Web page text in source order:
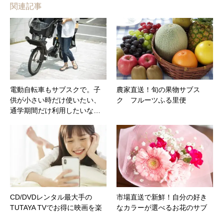
関連記事
電動自転車もサブスクで。子
供が小さい時だけ使いたい、
通学期間だけ利用したいな…
農家直送！旬の果物サブス
ク フルーツふる里便
CD/DVDレンタル最大手の
TUTAYA TVでお得に映画を楽
市場直送で新鮮！自分の好き
なカラーが選べるお花のサブ